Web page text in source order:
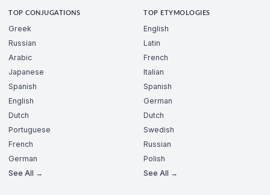
TOP CONJUGATIONS
Greek
Russian
Arabic
Japanese
Spanish
English
Dutch
Portuguese
French
German
See All →
TOP ETYMOLOGIES
English
Latin
French
Italian
Spanish
German
Dutch
Swedish
Russian
Polish
See All →